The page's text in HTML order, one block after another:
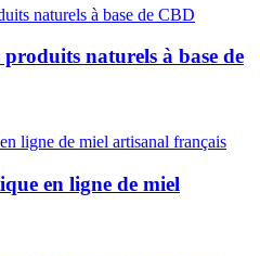
naturels à base de
en ligne de miel